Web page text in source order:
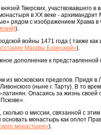
Тверских, участвовавшего в
в XX веке -
рядом с изображением Храма в
).
войны 1471 года ( также как
Марфы Борецкой»).
дополнение к
московских пределов. Придя в
(ныне г. Тарту). В то
Опасаясь за жизнь своей
сколько о миссии, связанной с
монастырь как оплот
монастыря»).